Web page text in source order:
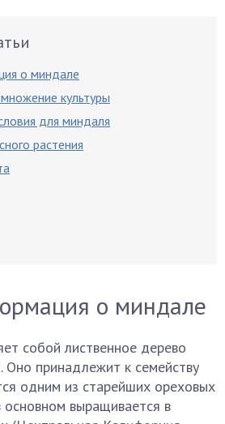
о миндале
культуры
для миндаля
растения
о миндале
собой лиственное дерево
принадлежит к семейству
одним из старейших ореховых
выращивается в